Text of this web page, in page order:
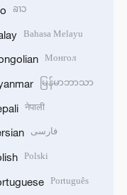
ລາວ
Bahasa Melayu
Монгол
မြန်မာဘာသာ
नेपाली
فارسی
Polski
Português